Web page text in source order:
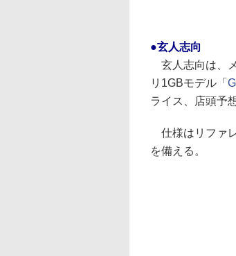
●玄人志向
玄人志向は、
リ1GBモデル「
ライス、店頭予
仕様はリファ
を備える。